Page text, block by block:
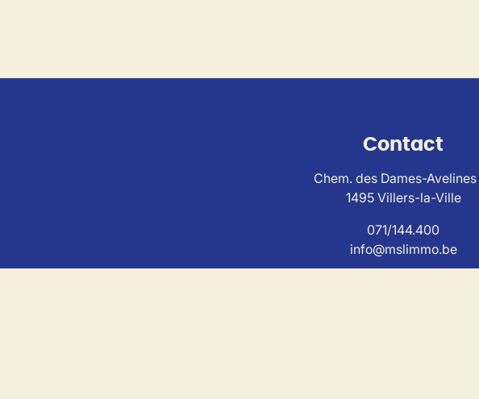
Contact
Chem. des Dames-Avelines
1495 Villers-la-Ville
071/144.400
info@mslimmo.be